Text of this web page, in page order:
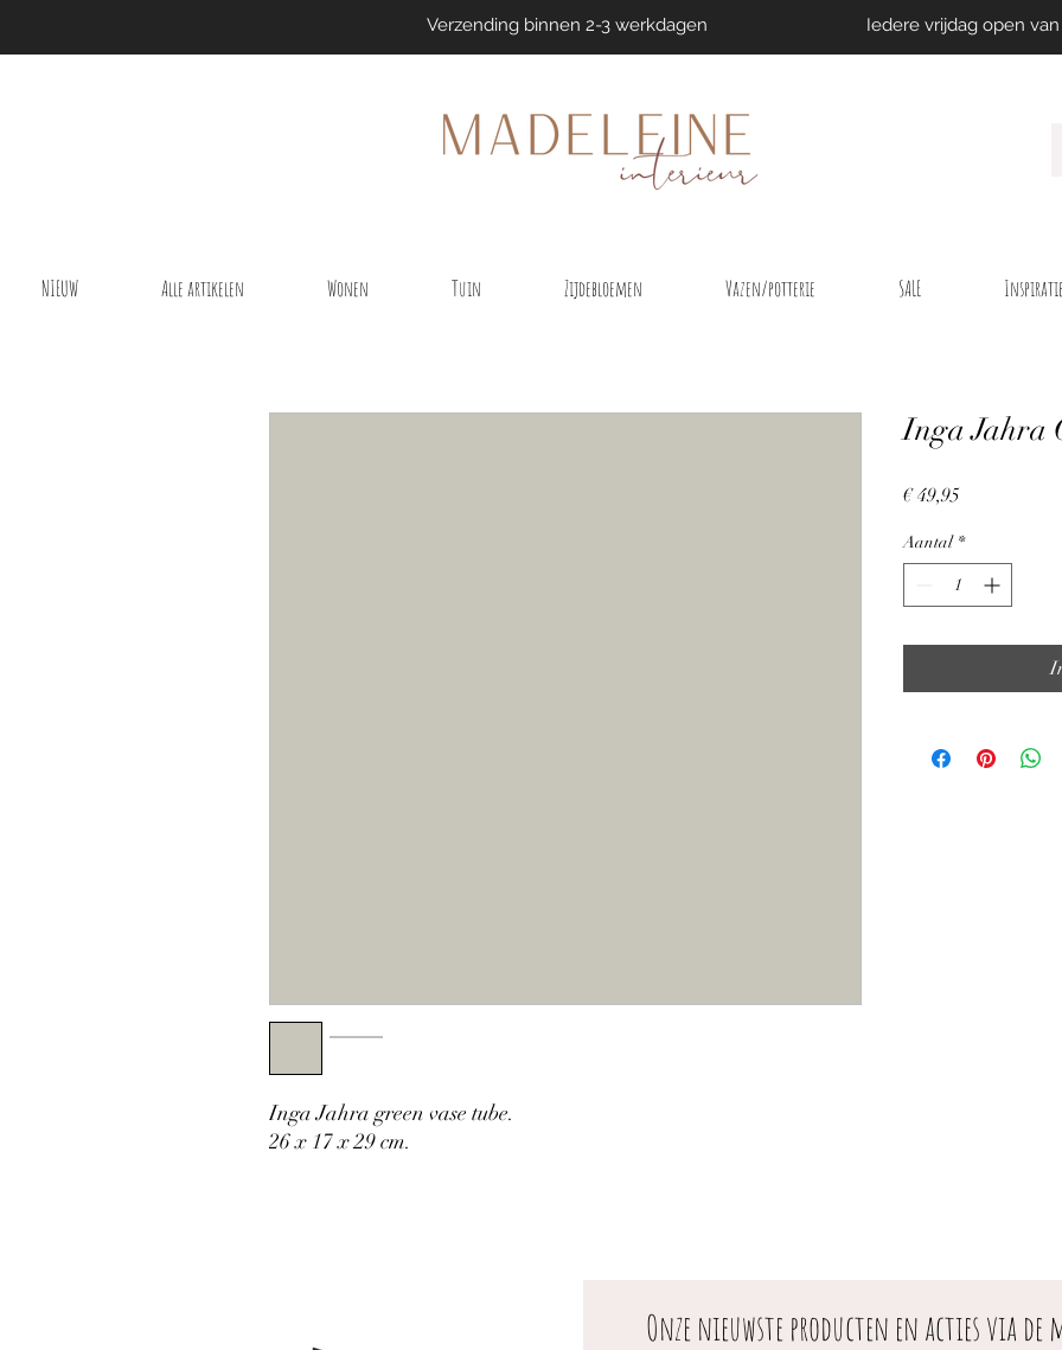
Verzending binnen 2-3 werkdagen Iedere vrijdag open van
Inga Jahra green vase tube.
26 x 17 x 29 cm.
Inga Jahra
€ 49,95Prijs
Aantal *
NIEUW Alle artikelen Wonen Tuin Zijdebloemen Vazen/potterie SALE Inspiratie
Onze nieuwste producten en acties via